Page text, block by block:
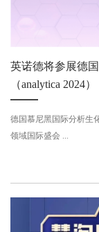
英诺德将参展德
（analytica 2024）
德国慕尼黑国际分析生
领域国际盛会 ...